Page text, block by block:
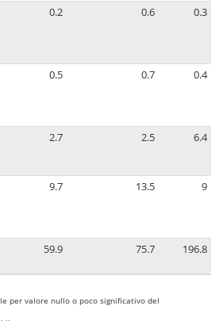
0.2 0.6 0.3
0.5 0.7 0.4
2.7 2.5 6.4
9.7 13.5 9
59.9 75.7 196.8
per valore nullo o poco significativo del